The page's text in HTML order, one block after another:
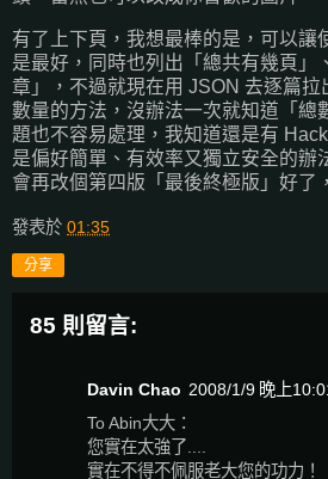
有了上下頁，我想最棒的是，可以讓
是最好，同時也列出「總共有幾頁」
章」，不過就現在用 JSON 去逐篇拉
數量的方法，沒辦法一次就知道「總
題也不容易處理，我知道還是有
是偏好簡單、有效率又獨立安全的辦
會再改個第四版「最後終極版」好了
發表於 01:35
分享
85 則留言:
Davin Chao 2008/1/9 晚上
To Abin大大：
您實在太強了....
實在不得不佩服老大您的功力！